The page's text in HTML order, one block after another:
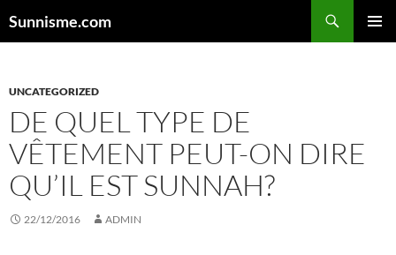
auSunnisme.com
UNCATEGORIZED
DE QUEL TYPE DE
VÊTEMENT PEUT-ON DIRE
QU’IL EST SUNNAH?
22/12/2016 ADMIN